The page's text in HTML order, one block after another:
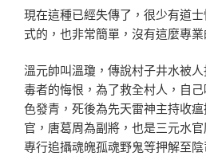
現在這種已經失傳了，很少有道
式的，也非常簡單，沒有這麼專業
溫元帥叫溫瓊，傳說村子井水被
毒者的悔恨，為了救全村人，自
色發青，死後為先天雷神主持收
官，唐葛周為副將，也是三元水
專行追攝魂魄孤魂野鬼等押解至